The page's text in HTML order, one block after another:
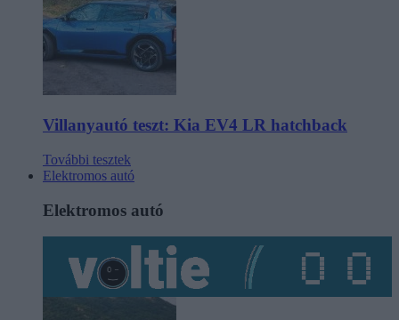
Villanyautó teszt: Kia EV4 LR hatchback
További tesztek
Elektromos autó
Elektromos autó